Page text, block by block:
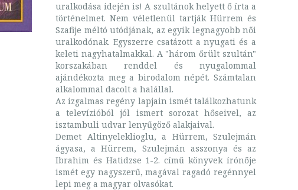
uralkodása idején is! A szultánok helyett ő írta a
történelmet. Nem véletlenül tartják Hürrem és
Szafije méltó utódjának, az egyik legnagyobb női
uralkodónak. Egyszerre csatázott a nyugati és a
keleti nagyhatalmakkal. A "három őrült szultán"
korszakában renddel és nyugalommal
ajándékozta meg a birodalom népét. Számtalan
alkalommal dacolt a halállal.
Az izgalmas regény lapjain ismét találkozhatunk
a televízióból jól ismert sorozat hőseivel, az
isztambuli udvar lenyűgöző alakjaival.
Demet Altinyeleklioglu, a Hürrem, Szulejmán
ágyasa, a Hürrem, Szulejmán asszonya és az
Ibrahim és Hatidzse 1-2. című könyvek írónője
ismét egy nagyszerű, magával ragadó regénnyel
lepi meg a magyar olvasókat.